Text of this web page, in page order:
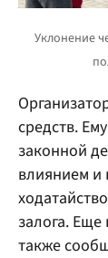
средств.
законной
влиянием и
залога.
также